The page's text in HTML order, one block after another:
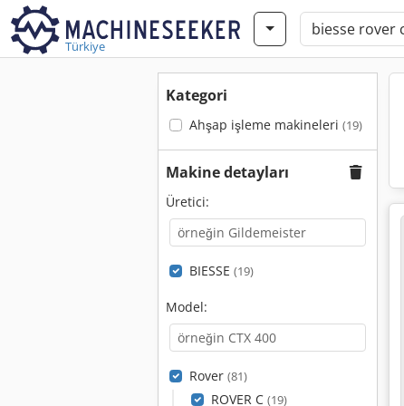
Türkiye
Kategori
Ahşap işleme makineleri (19)
Makine detayları
Üretici:
BIESSE (19)
Model:
Rover (81)
ROVER C (19)